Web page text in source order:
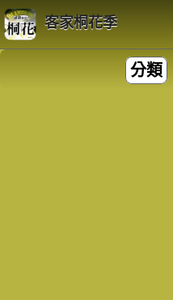
客家桐花季
分類